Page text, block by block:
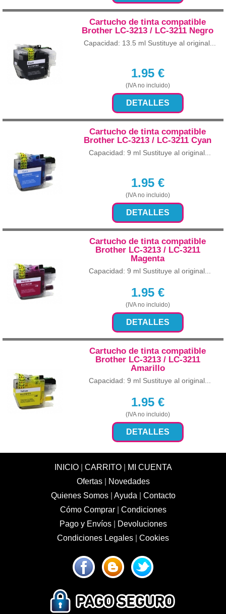
Cartucho de tinta compatible
Brother LC-3213 / LC-3211 Negro
Capacidad: 13.5 ml Sustituye al original...
1.95€
(IVA no incluido)
DETALLES
Cartucho de tinta compatible
Brother LC-3213 / LC-3211 Cyan
Capacidad: 9 ml Sustituye al original...
1.95€
(IVA no incluido)
DETALLES
Cartucho de tinta compatible
Brother LC-3213 / LC-3211
Magenta
Capacidad: 9 ml Sustituye al original...
1.95€
(IVA no incluido)
DETALLES
Cartucho de tinta compatible
Brother LC-3213 / LC-3211
Amarillo
Capacidad: 9 ml Sustituye al original...
1.95€
(IVA no incluido)
DETALLES
INICIO| CARRITO|
MI CUENTA
Ofertas|
Novedades
Quienes Somos| Ayuda
Contacto
Cómo Comprar| Condiciones
Pago y Envíos|
Devoluciones
Condiciones Legales
Cookies